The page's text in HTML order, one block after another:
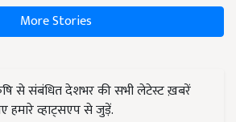
More Stories
से संबंधित देशभर की सभी लेटेस्ट ख़बरें
हमारे व्हाट्सएप से जुड़ें.